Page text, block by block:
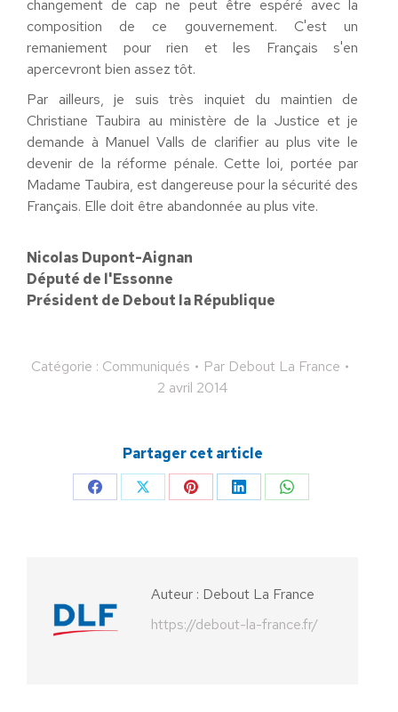
changement de cap ne peut être espéré avec la
composition de ce gouvernement. C'est un
remaniement pour rien et les Français s'en
apercevront bien assez tôt.
Par ailleurs, je suis très inquiet du maintien de
Christiane Taubira au ministère de la Justice et je
demande à Manuel Valls de clarifier au plus vite le
devenir de la réforme pénale. Cette loi, portée par
Madame Taubira, est dangereuse pour la sécurité des
Français. Elle doit être abandonnée au plus vite.
Nicolas Dupont-Aignan
Député de l'Essonne
Président de Debout la République
Catégorie : Communiqués Par Debout La France
2 avril 2014
Partager cet article
PartagerPartagerPartagerPartagerPartager
Auteur : Debout La France
https://debout-la-france.fr/